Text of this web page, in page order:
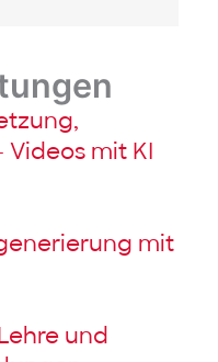
Videos mit KI
mit
und